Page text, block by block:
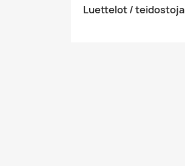
Luettelot / teidostoja